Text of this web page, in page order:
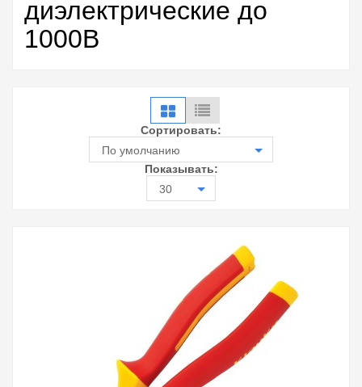
диэлектрические до
1000В
Сортировать:
По умолчанию
Показывать:
30